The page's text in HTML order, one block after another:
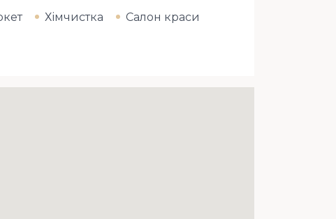
Хімчистка
Салон краси